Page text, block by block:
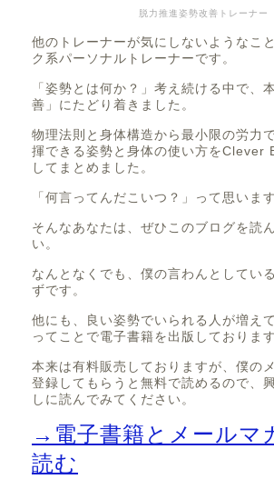
脱力推進姿勢改善トレーナー
他のトレーナーが気にしないようなこ
ク系パーソナルトレーナーです。
「姿勢とは何か？」考え続ける中で、
善」にたどり着きました。
物理法則と身体構造から最小限の労力
揮できる姿勢と身体の使い方をClever
してまとめました。
「何言ってんだこいつ？」って思いま
そんなあなたは、ぜひこのブログを読
い。
なんとなくでも、僕の言わんとしてい
ずです。
他にも、良い姿勢でいられる人が増え
ってことで電子書籍を出版しております
本来は有料販売しておりますが、僕の
登録してもらうと無料で読めるので、
しに読んでみてください。
→電子書籍とメールマ
読む